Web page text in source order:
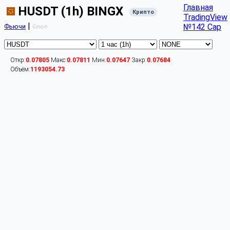
HUSDT (1h) BINGX Крипто
Фьючи | Спот
Главная
TradingView
№142 Cap
Откр:0.07805 Макс:0.07811 Мин:0.07647 Закр:0.07684
Объём:1193054.73